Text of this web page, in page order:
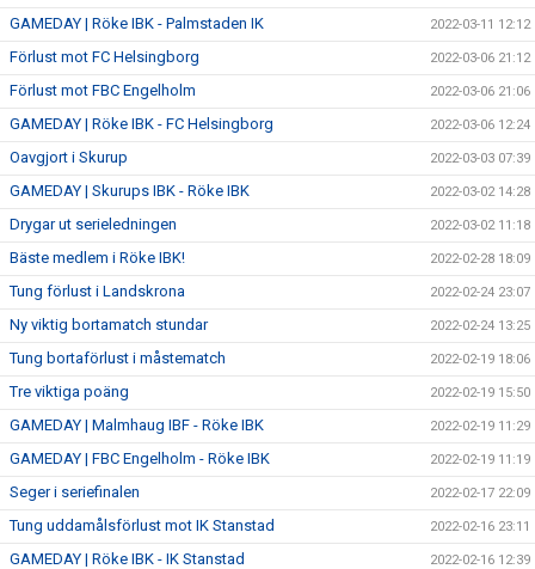
GAMEDAY | Röke IBK - Palmstaden IK 2022-03-11 12:12
Förlust mot FC Helsingborg 2022-03-06 21:12
Förlust mot FBC Engelholm 2022-03-06 21:06
GAMEDAY | Röke IBK - FC Helsingborg 2022-03-06 12:24
Oavgjort i Skurup 2022-03-03 07:39
GAMEDAY | Skurups IBK - Röke IBK 2022-03-02 14:28
Drygar ut serieledningen 2022-03-02 11:18
Bäste medlem i Röke IBK! 2022-02-28 18:09
Tung förlust i Landskrona 2022-02-24 23:07
Ny viktig bortamatch stundar 2022-02-24 13:25
Tung bortaförlust i måstematch 2022-02-19 18:06
Tre viktiga poäng 2022-02-19 15:50
GAMEDAY | Malmhaug IBF - Röke IBK 2022-02-19 11:29
GAMEDAY | FBC Engelholm - Röke IBK 2022-02-19 11:19
Seger i seriefinalen 2022-02-17 22:09
Tung uddamålsförlust mot IK Stanstad 2022-02-16 23:11
GAMEDAY | Röke IBK - IK Stanstad 2022-02-16 12:39